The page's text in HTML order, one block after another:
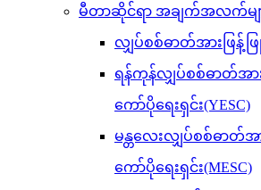
မီတာဆိုင်ရာ အချက်အလက်မျ
လျှပ်စစ်ဓာတ်အားဖြန့်ဖ
ရန်ကုန်လျှပ်စစ်ဓာတ်အား
ကော်ပိုရေးရှင်း(YESC)
မန္တလေးလျှပ်စစ်ဓာတ်အာ
ကော်ပိုရေးရှင်း(MESC)